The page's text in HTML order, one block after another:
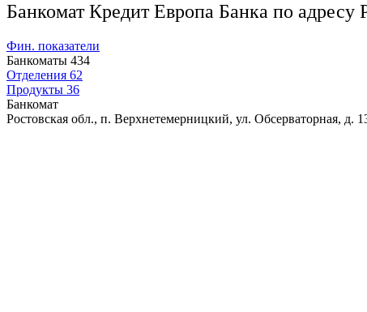
Банкомат Кредит Европа Банка по адресу
Фин. показатели
Банкоматы 434
Отделения 62
Продукты 36
Банкомат
Ростовская обл., п. Верхнетемерницкий, ул. Обсерваторная, д.